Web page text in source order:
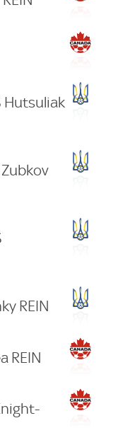
Hutsuliak
REIN
REIN